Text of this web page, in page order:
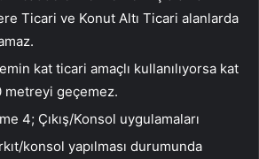
Ticari ve Konut Altı Ticari alanlarda
kat ticari amaçlı kullanılıyorsa kat
geçemez.
4; Çıkış/Konsol uygulamaları
konsol yapılması durumunda